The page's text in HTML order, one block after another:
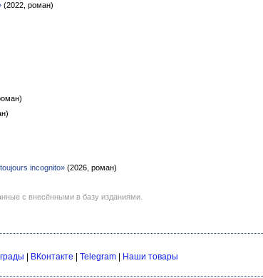
(2022, роман)
incognito» (2026, роман)
с внесёнными в базу изданиями.
ВКонтакте Telegram Наши товары